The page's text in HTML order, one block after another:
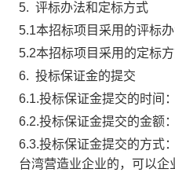
5. 评标办法和定标方式
5.1本招标项目采用的评标办
5.2本招标项目采用的定标方
6. 投标保证金的提交
6.1.投标保证金提交的时间：
6.2.投标保证金提交的金额：
6.3.投标保证金提交的方式：
台湾营造业企业的，可以